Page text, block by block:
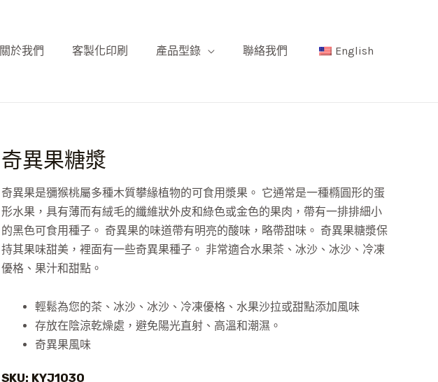
關於我們 客製化印刷 產品型錄 聯絡我們 English
奇異果糖漿
奇異果是獼猴桃屬多種木質攀緣植物的可食用漿果。 它通常是一種橢圓形的蛋
形水果，具有薄而有絨毛的纖維狀外皮和綠色或金色的果肉，帶有一排排細小
的黑色可食用種子。 奇異果的味道帶有明亮的酸味，略帶甜味。 奇異果糖漿保
持其果味甜美，裡面有一些奇異果種子。 非常適合水果茶、冰沙、冰沙、冷凍
優格、果汁和甜點。
輕鬆為您的茶、冰沙、冰沙、冷凍優格、水果沙拉或甜點添加風味
存放在陰涼乾燥處，避免陽光直射、高溫和潮濕。
奇異果風味
SKU: KYJ1030